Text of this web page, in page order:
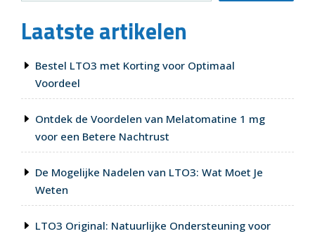
voor
Jouw
Laatste artikelen
Bestel LTO3 met Korting voor Optimaal
Voordeel
Ontdek de Voordelen van Melatomatine 1 mg
voor een Betere Nachtrust
De Mogelijke Nadelen van LTO3: Wat Moet Je
Weten
LTO3 Original: Natuurlijke Ondersteuning voor